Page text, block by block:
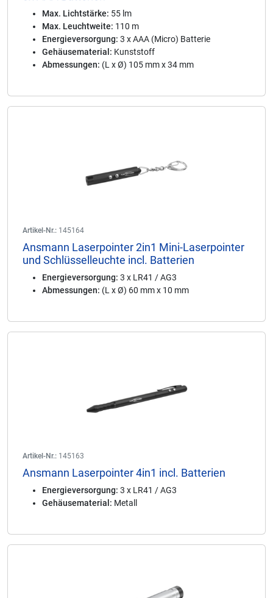
Max. Lichtstärke: 55 lm
Max. Leuchtweite: 110 m
Energieversorgung: 3 x AAA (Micro) Batterie
Gehäusematerial: Kunststoff
Abmessungen: (L x Ø) 105 mm x 34 mm
Artikel-Nr.: 145164
Ansmann Laserpointer 2in1 Mini-Laserpointer
und Schlüsselleuchte incl. Batterien
Energieversorgung: 3 x LR41 / AG3
Abmessungen: (L x Ø) 60 mm x 10 mm
Artikel-Nr.: 145163
Ansmann Laserpointer 4in1 incl. Batterien
Energieversorgung: 3 x LR41 / AG3
Gehäusematerial: Metall